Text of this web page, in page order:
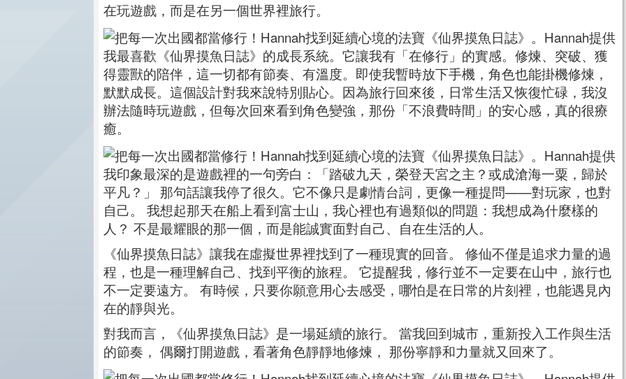
在玩遊戲，而是在另一個世界裡旅行。
我最喜歡《仙界摸魚日誌》的成長系統。它讓我有「在修行」的實感。修煉、突破、獲
得靈獸的陪伴，這一切都有節奏、有溫度。即使我暫時放下手機，角色也能掛機修煉，
默默成長。這個設計對我來說特別貼心。因為旅行回來後，日常生活又恢復忙碌，我沒
辦法隨時玩遊戲，但每次回來看到角色變強，那份「不浪費時間」的安心感，真的很療
癒。
我印象最深的是遊戲裡的一句旁白：「踏破九天，榮登天宮之主？或成滄海一粟，歸於
平凡？」 那句話讓我停了很久。它不像只是劇情台詞，更像一種提問——對玩家，也對
自己。 我想起那天在船上看到富士山，我心裡也有過類似的問題：我想成為什麼樣的
人？ 不是最耀眼的那一個，而是能誠實面對自己、自在生活的人。
《仙界摸魚日誌》讓我在虛擬世界裡找到了一種現實的回音。 修仙不僅是追求力量的過
程，也是一種理解自己、找到平衡的旅程。 它提醒我，修行並不一定要在山中，旅行也
不一定要遠方。 有時候，只要你願意用心去感受，哪怕是在日常的片刻裡，也能遇見內
在的靜與光。
對我而言，《仙界摸魚日誌》是一場延續的旅行。 當我回到城市，重新投入工作與生活
的節奏， 偶爾打開遊戲，看著角色靜靜地修煉， 那份寧靜和力量就又回來了。